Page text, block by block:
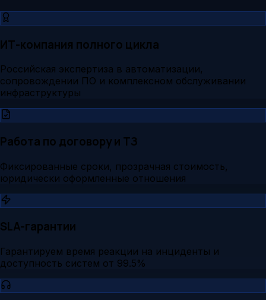
ИТ-компания полного цикла
Российская экспертиза в автоматизации,
сопровождении ПО и комплексном обслуживании
инфраструктуры
Работа по договору и ТЗ
Фиксированные сроки, прозрачная стоимость,
юридически оформленные отношения
SLA-гарантии
Гарантируем время реакции на инциденты и
доступность систем от 99.5%